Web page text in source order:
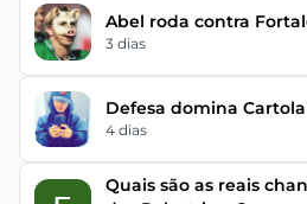
Abel roda contra
3 dias
Defesa domina
4 dias
Quais são as reais